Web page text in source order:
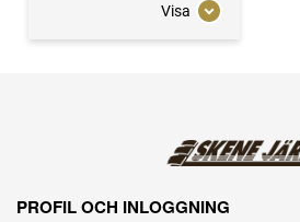
Visa
PROFIL OCH INLOGGNING